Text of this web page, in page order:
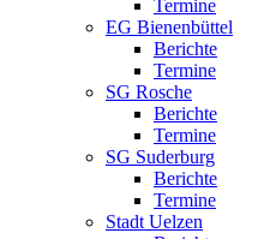
Termine
EG Bienenbüttel
Berichte
Termine
SG Rosche
Berichte
Termine
SG Suderburg
Berichte
Termine
Stadt Uelzen